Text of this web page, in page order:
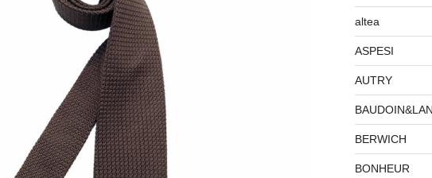
altea
ASPESI
AUTRY
BERWICH
BONHEUR